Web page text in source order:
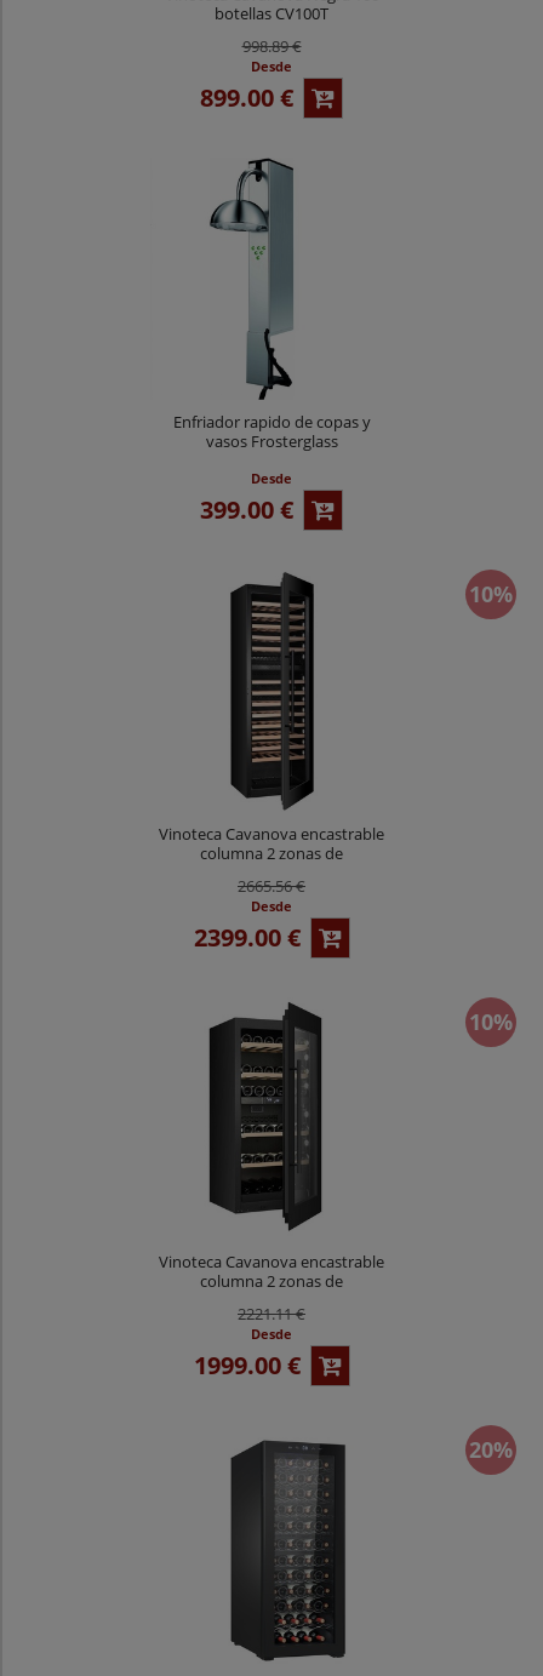
botellas CV100T
998.89 €
Desde
899.00 €
Enfriador rapido de copas y
vasos Frosterglass
Desde
399.00 €
10%
Vinoteca Cavanova encastrable
columna 2 zonas de
CV0100KT-2T
2665.56 €
Desde
2399.00 €
10%
Vinoteca Cavanova encastrable
columna 2 zonas de
CV065KT-2T
2221.11 €
Desde
1999.00 €
20%